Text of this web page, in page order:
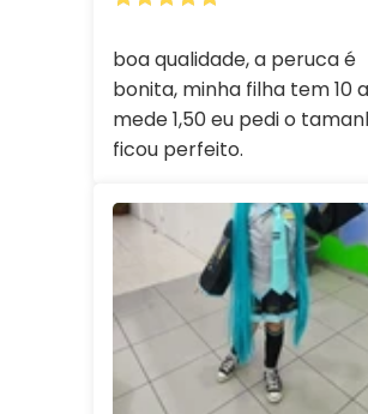
boa qualidade, a peruca é
bonita, minha filha tem 10
mede 1,50 eu pedi o
ficou perfeito.